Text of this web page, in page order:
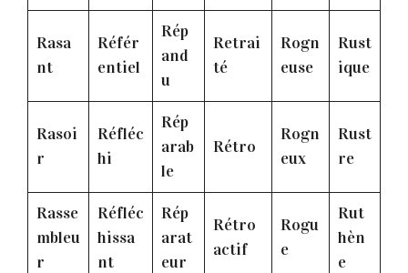
Rasa
nt
Référ
entiel
Rép
and
u
Retrai
té
Rogn
euse
Rust
ique
Rasoi
r
Réfléc
hi
Rép
arab
le
Rétro
Rogn
eux
Rust
re
Rasse
mbleu
r
Réfléc
hissa
nt
Rép
arat
eur
Rétro
actif
Rogu
e
Rut
hèn
e